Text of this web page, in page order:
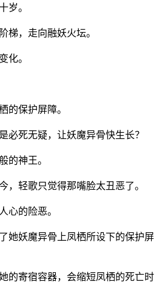
岁。
梯，走向融妖火坛。
化。
的保护屏障。
必死无疑，让妖魔异骨快生长？
的神王。
，轻歌只觉得那嘴脸太丑恶了。
心的险恶。
她妖魔异骨上凤栖所设下的保护屏
的寄宿容器，会缩短凤栖的死亡时